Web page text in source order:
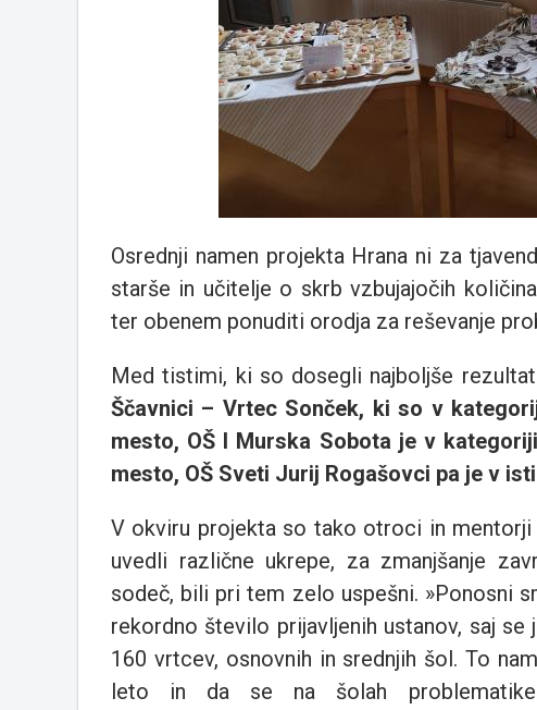
Osrednji namen projekta Hrana ni za
starše in učitelje o skrb vzbujajočih
ter obenem ponuditi orodja za reševanje
Med tistimi, ki so dosegli najboljše
Ščavnici – Vrtec Sonček, ki so v
mesto, OŠ I Murska Sobota je v
mesto, OŠ Sveti Jurij Rogašovci pa je v
V okviru projekta so tako otroci in
uvedli različne ukrepe, za zmanjšanje
sodeč, bili pri tem zelo uspešni. »Ponosni
rekordno število prijavljenih ustanov, saj
160 vrtcev, osnovnih in srednjih šol. To
leto in da se na šolah